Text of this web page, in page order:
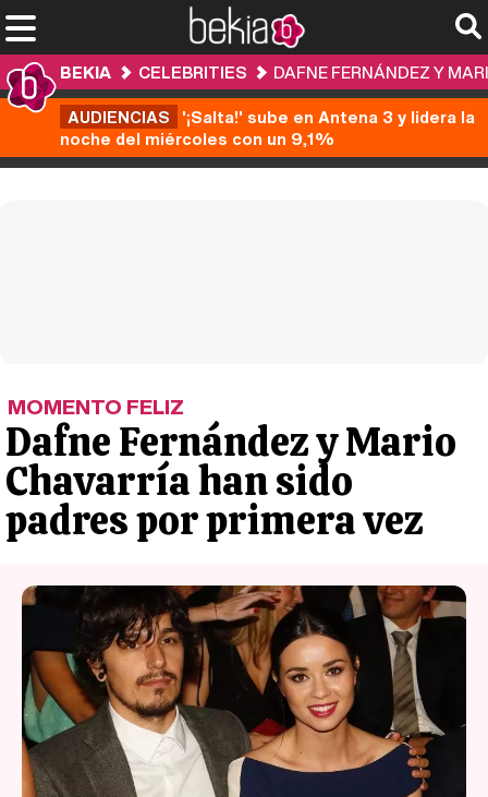
BEKIA CELEBRITIES
DAFNE FERNÁNDEZ Y
AUDIENCIAS '¡Salta!' sube en Antena 3 y lidera la
noche del miércoles con un 9,1%
MOMENTO FELIZ
Dafne Fernández y Mario
Chavarría han sido
padres por primera vez